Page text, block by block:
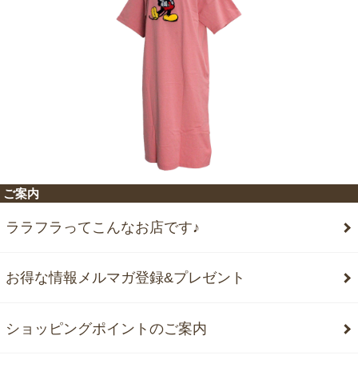
ご案内
ララフラってこんなお店です♪
お得な情報メルマガ登録&プレゼント
ショッピングポイントのご案内